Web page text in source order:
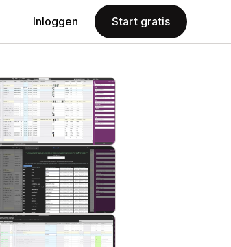
Inloggen Start gratis